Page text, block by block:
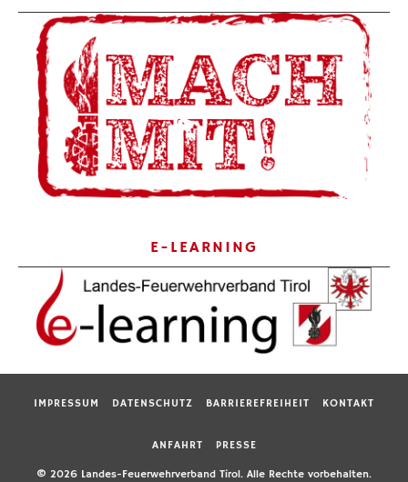
E-LEARNING
IMPRESSUM DATENSCHUTZ BARRIEREFREIHEIT KONTAKT
ANFAHRT PRESSE
© 2026 Landes-Feuerwehrverband Tirol. Alle Rechte vorbehalten.